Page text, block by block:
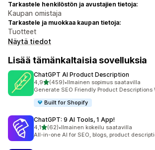
Tarkastele henkilöstön ja avustajien tietoja:
Kaupan omistaja
Tarkastele ja muokkaa kaupan tietoja:
Tuotteet
Näytä tiedot
Lisää tämänkaltaisia sovelluksia
ChatGPT AI Product Description
4,9/ 5 tähteä
(459)
459 arvostelua yhteensä
•Ilmainen sopimus saatavilla
Generate SEO Friendly Product Descriptions
Built for Shopify
ChatGPT: 9 AI Tools, 1 App!
4,1/ 5 tähteä
(62)
62 arvostelua yhteensä
•Ilmainen kokeilu saatavilla
All-in-one AI for SEO, blogs, product